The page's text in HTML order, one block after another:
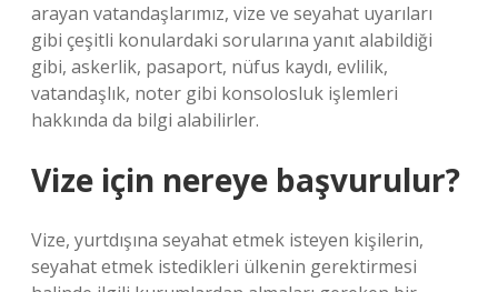
arayan vatandaşlarımız, vize ve seyahat uyarıları
gibi çeşitli konulardaki sorularına yanıt alabildiği
gibi, askerlik, pasaport, nüfus kaydı, evlilik,
vatandaşlık, noter gibi konsolosluk işlemleri
hakkında da bilgi alabilirler.
Vize için nereye başvurulur?
Vize, yurtdışına seyahat etmek isteyen kişilerin,
seyahat etmek istedikleri ülkenin gerektirmesi